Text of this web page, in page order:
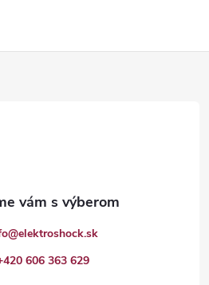
@elektroshock.sk
606 363 629